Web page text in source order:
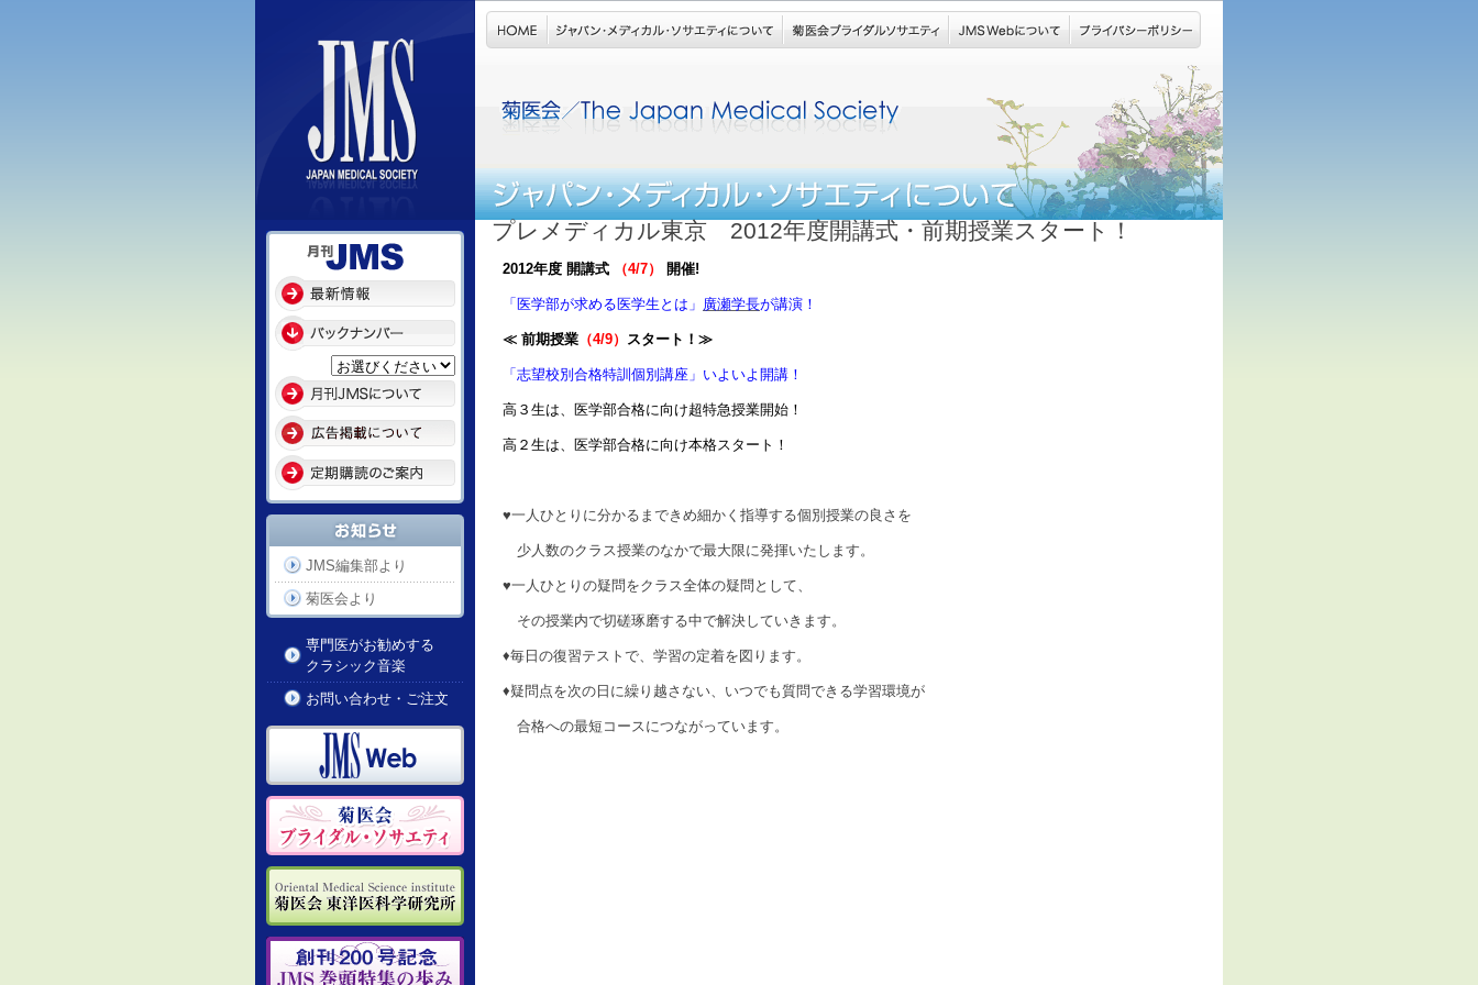
JMS編集部より
菊医会より
専門医がお勧めする
クラシック音楽
お問い合わせ・ご注文
プレメディカル東京 2012年度開講式・前期授業スタート！
2012年度 開講式 （4/7） 開催!
「医学部が求める医学生とは」 廣瀬学長が講演！
≪ 前期授業 （4/9） スタート！≫
「志望校別合格特訓個別講座」いよいよ開講！
高３生は、医学部合格に向け超特急授業開始！
高２生は、医学部合格に向け本格スタート！
♥一人ひとりに分かるまできめ細かく指導する個別授業の良さを
少人数のクラス授業のなかで最大限に発揮いたします。
♥一人ひとりの疑問をクラス全体の疑問として、
その授業内で切磋琢磨する中で解決していきます。
♦毎日の復習テストで、学習の定着を図ります。
♦疑問点を次の日に繰り越さない、いつでも質問できる学習環境が
合格への最短コースにつながっています。